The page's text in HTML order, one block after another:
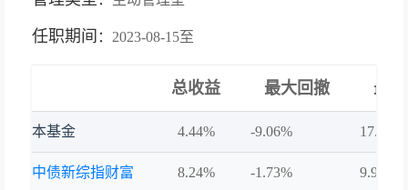
任职期间 ： 2023-08-15至
总收益 最大回撤 最
本基金 4.44% -9.06% 17.02%
中债新综指财富 8.24% -1.73% 9.93%